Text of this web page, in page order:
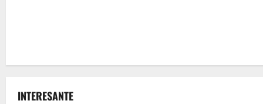
INTERESANTE